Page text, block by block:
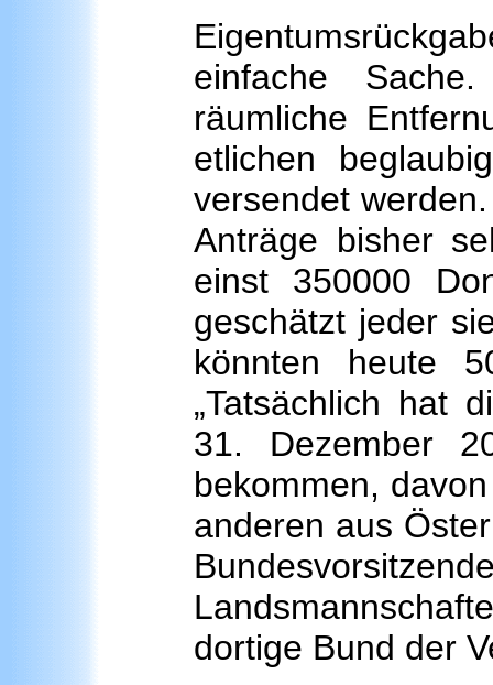
einfache
räumliche
etlichen
versendet
Anträge bisher
einst 350000
geschätzt jeder
könnten heute
„Tatsächlich hat
31. Dezember
bekommen,
anderen aus
dortige Bund der